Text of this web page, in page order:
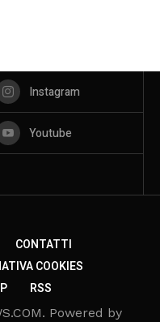
Instagram
Youtube
CONTATTI
COOKIES
RSS
Powered by